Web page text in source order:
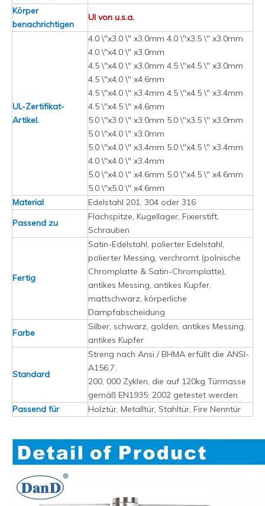
Körper
benachrichtigen
Ul von u.s.a.
UL-Zertifikat-
Artikel.
4.0 \"x3.0 \" x3.0mm 4.0 \"x3.5 \" x3.0mm
4.0 \"x4.0 \" x3.0mm
4.5 \"x4.0 \" x3.0mm 4.5 \"x4.5 \" x3.0mm
4.5 \"x4.0 \" x4.6mm
4.5 \"x4.0 \" x3.4mm 4.5 \"x4.5 \" x3.4mm
4.5 \"x4.5 \" x4.6mm
5.0 \"x3.0 \" x3.0mm 5.0 \"x3.5 \" x3.0mm
5.0 \"x4.0 \" x3.0mm
5.0 \"x4.0 \" x3.4mm 5.0 \"x4.5 \" x3.4mm
4.0 \"x4.0 \" x3.4mm
5.0 \"x4.0 \" x4.6mm 5.0 \"x4.5 \" x4.6mm
5.0 \"x5.0 \" x4.6mm
Material
Edelstahl 201, 304 oder 316
Passend zu
Flachspitze, Kugellager, Fixierstift,
Schrauben
Fertig
Satin-Edelstahl, polierter Edelstahl,
polierter Messing, verchromt (polnische
Chromplatte & Satin-Chromplatte),
antikes Messing, antikes Kupfer,
mattschwarz, körperliche
Dampfabscheidung
Farbe
Silber, schwarz, golden, antikes Messing,
antikes Kupfer
Standard
Streng nach Ansi / BHMA erfüllt die ANSI-
A156.7.
200, 000 Zyklen, die auf 120kg Türmasse
gemäß EN1935: 2002 getestet werden
Passend für
Holztür, Metalltür, Stahltür, Fire Nenntür